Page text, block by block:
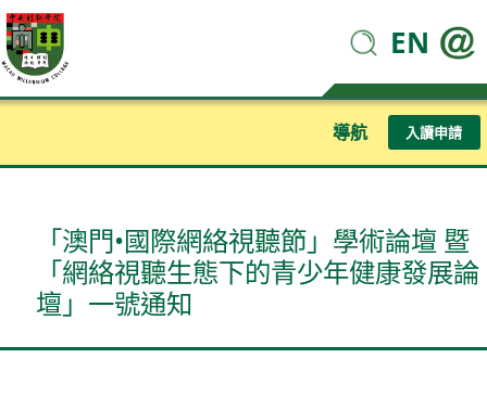
EN
導航 入讀申請
「澳門•國際網絡視聽節」學術論壇 暨
「網絡視聽生態下的青少年健康發展論
壇」一號通知